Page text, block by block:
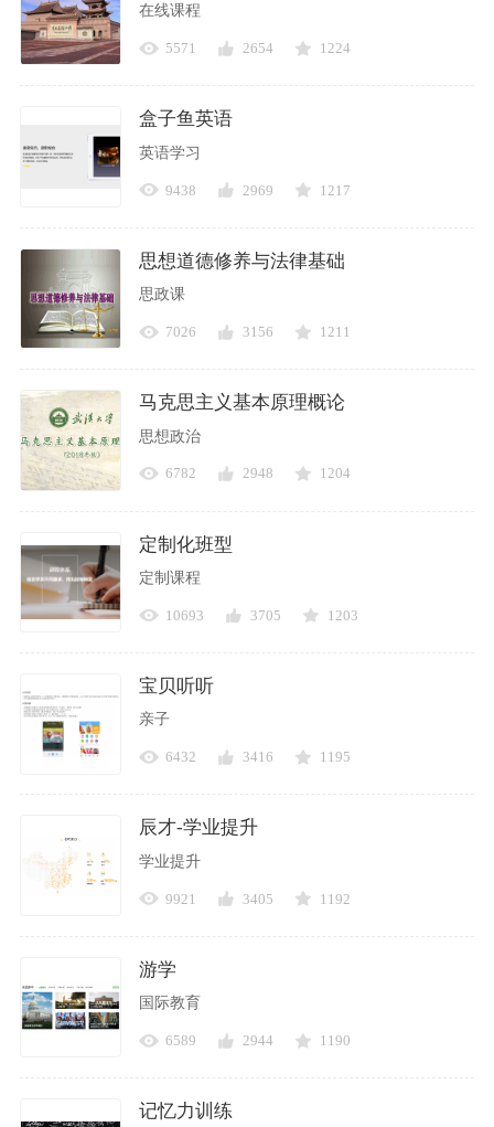
在线课程
5571 2654 1224
盒子鱼英语
英语学习
9438 2969 1217
思想道德修养与法律基础
思政课
7026 3156 1211
马克思主义基本原理概论
思想政治
6782 2948 1204
定制化班型
定制课程
10693 3705 1203
宝贝听听
亲子
6432 3416 1195
辰才-学业提升
学业提升
9921 3405 1192
游学
国际教育
6589 2944 1190
记忆力训练